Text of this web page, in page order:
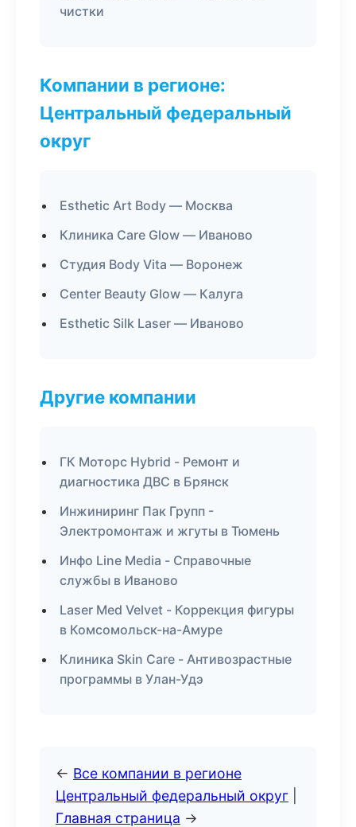
чистки
Компании в регионе:
Центральный федеральный
округ
Esthetic Art Body — Москва
Клиника Care Glow — Иваново
Студия Body Vita — Воронеж
Center Beauty Glow — Калуга
Esthetic Silk Laser — Иваново
Другие компании
ГК Моторс Hybrid - Ремонт и
диагностика ДВС в Брянск
Инжиниринг Пак Групп -
Электромонтаж и жгуты в Тюмень
Инфо Line Media - Справочные
службы в Иваново
Laser Med Velvet - Коррекция фигуры
в Комсомольск-на-Амуре
Клиника Skin Care - Антивозрастные
программы в Улан-Удэ
← Все компании в регионе
Центральный федеральный округ
Главная страница →